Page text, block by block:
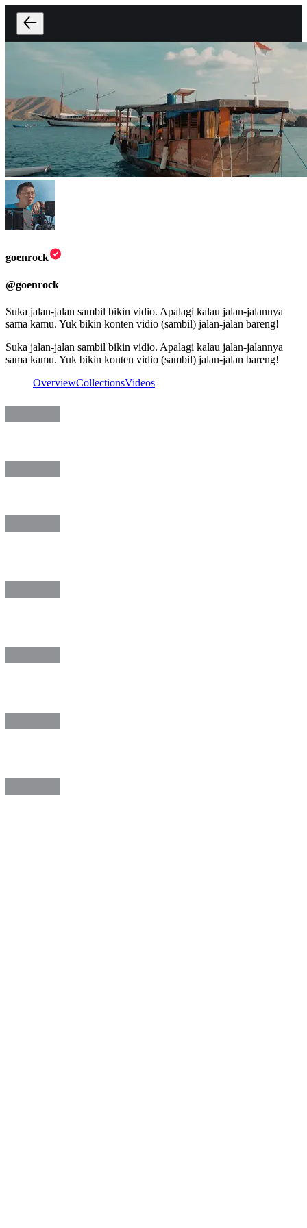
goenrock
@goenrock
Suka jalan-jalan sambil bikin vidio. Apalagi kalau jalan-jalannya
sama kamu. Yuk bikin konten vidio (sambil) jalan-jalan bareng!
Suka jalan-jalan sambil bikin vidio. Apalagi kalau jalan-jalannya
sama kamu. Yuk bikin konten vidio (sambil) jalan-jalan bareng!
OverviewCollectionsVideos